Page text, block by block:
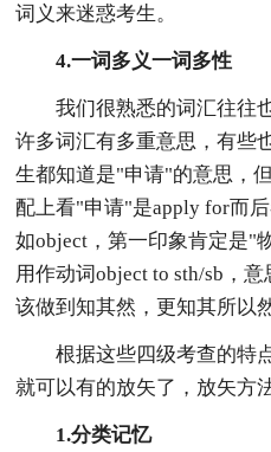
词义来迷惑考生。
4.一词多义一词多性
我们很熟悉的词汇往往
许多词汇有多重意思，有些
生都知道是"申请"的意思，
配上看"申请"是apply for而
如object，第一印象肯定是"
用作动词object to sth/sb，
该做到知其然，更知其所以然
根据这些四级考查的特
就可以有的放矢了，放矢方
1.分类记忆